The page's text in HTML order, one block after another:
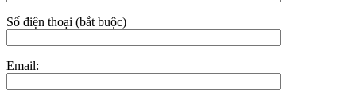
Số điện thoại (bắt buộc)
Email: